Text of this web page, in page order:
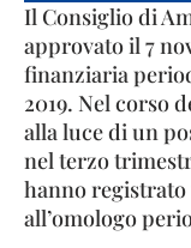
Il Consiglio di
approvato il 7
finanziaria
2019. Nel corso
alla luce di un
nel terzo
hanno
all’omologo